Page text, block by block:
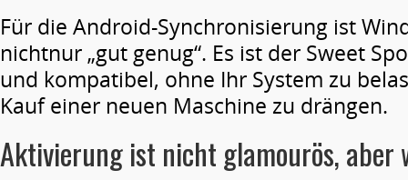
Für die Android-Synchronisierung ist
nichtnur „gut genug“. Es ist der Sweet
und kompatibel, ohne Ihr System zu
Kauf einer neuen Maschine zu drängen.
Aktivierungist nicht glamourös,aber